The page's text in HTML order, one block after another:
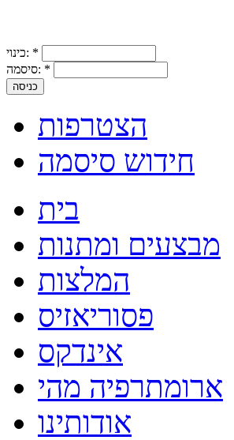
כינוי: *
סיסמה: *
הצטרפות
חידוש סיסמה
בית
מבצעים ומתנות
המלצות
פסוריאזיס
אינדקס
ארומתרפיה מהי
אודותינו